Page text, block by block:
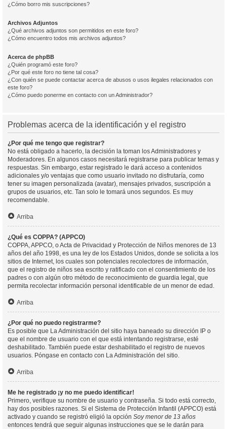
¿Cómo borro mis suscripciones?
Archivos Adjuntos
¿Qué archivos adjuntos son permitidos en este foro?
¿Cómo encuentro todos mis archivos adjuntos?
Acerca de phpBB
¿Quién programó este foro?
¿Por qué este foro no tiene tal cosa?
¿Con quién se puede contactar acerca de abusos o usos ilegales relacionados con
este foro?
¿Cómo puedo ponerme en contacto con un Administrador?
Problemas acerca de la identificación y el registro
¿Por qué me tengo que registrar?
No está obligado a hacerlo, la decisión la toman los Administradores y
Moderadores. En algunos casos necesitará registrarse para publicar temas y
respuestas. Sin embargo, estar registrado le dará acceso a contenidos
adicionales y/o ventajas que como usuario invitado no disfrutaría, como
tener su imagen personalizada (avatar), mensajes privados, suscripción a
grupos de usuarios, etc. Tan solo le tomará unos segundos. Es muy
recomendable.
Arriba
¿Qué es COPPA? (APPCO)
COPPA, APPCO, o Acta de Privacidad y Protección de Niños menores de 13
años del año 1998, es una ley de los Estados Unidos, donde se solicita a los
sitios de Internet, los cuales son potenciales recolectores de información,
que el registro de niños sea escrito y ratificado con el consentimiento de los
padres o con algún otro método de reconocimiento de guardia legal, que
permita recolectar información personal identificable de un menor de edad.
Arriba
¿Por qué no puedo registrarme?
Es posible que La Administración del sitio haya baneado su dirección IP o
que el nombre de usuario con el que está intentando registrarse, esté
deshabilitado. También puede estar deshabilitado el registro de nuevos
usuarios. Póngase en contacto con La Administración del sitio.
Arriba
Me he registrado ¡y no me puedo identificar!
Primero, verifique su nombre de usuario y contraseña. Si todo está correcto,
hay dos posibles razones. Si el Sistema de Protección Infantil (APPCO) está
activado y cuando se registró eligió la opción Soy menor de 13 años
entonces tendrá que seguir algunas instrucciones que se le darán para